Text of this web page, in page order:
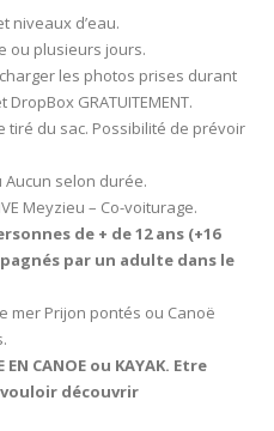
niveaux d’eau.
ou plusieurs jours.
les photos prises durant
GRATUITEMENT.
tiré du sac. Possibilité de prévoir
Aucun selon durée.
Meyzieu – Co-voiturage.
de + de 12 ans (+16
par un adulte dans le
mer Prijon pontés ou Canoë
EN CANOE ou KAYAK. Etre
découvrir